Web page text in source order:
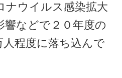
ナウイルス感染拡大
響などで２０年度の
人程度に落ち込んで